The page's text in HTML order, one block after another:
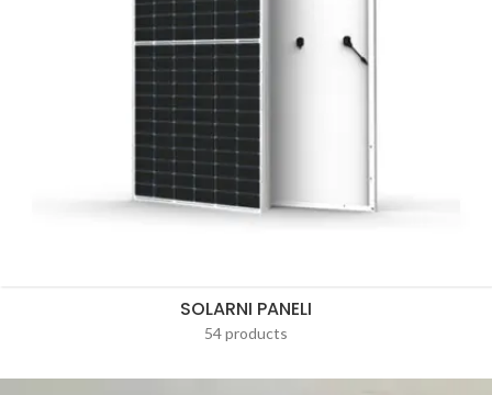
SOLARNI PANELI
54 products